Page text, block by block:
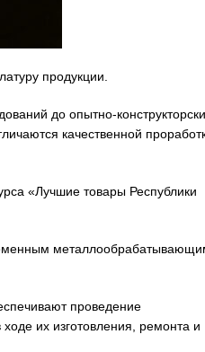
продукции.
до опытно-
качественной
«Лучшие товары Республики
проведение
их изготовления, ремонта и